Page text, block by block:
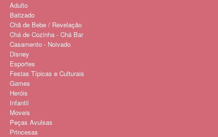
Adulto
Batizado
Chã de Bebe / Revelação
Chá de Cozinha - Chá Bar
Casamento - Noivado
Disney
Esportes
Festas Típicas e Culturais
Games
Heróis
Infantil
Moveis
Peças Avulsas
Princesas